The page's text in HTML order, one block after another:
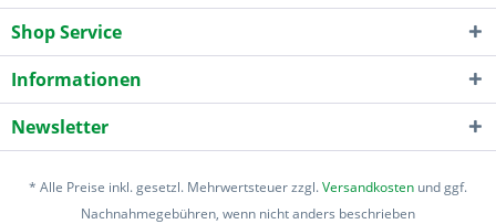
Shop Service
Informationen
Newsletter
* Alle Preise inkl. gesetzl. Mehrwertsteuer zzgl.Versandkosten und ggf.
Nachnahmegebühren, wenn nicht anders beschrieben